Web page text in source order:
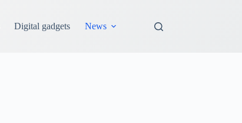
Digital gadgets News